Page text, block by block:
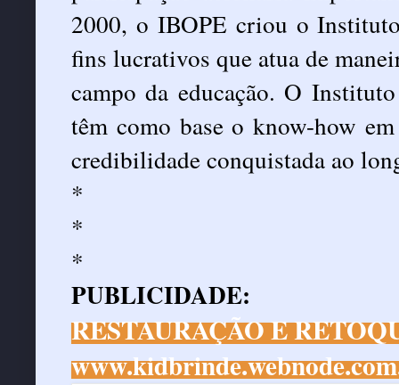
2000, o IBOPE criou o
fins lucrativos que atua de
campo da educação. O
têm como base o know-how
credibilidade conquistada ao
*
*
*
PUBLICIDADE:
RESTAURAÇÃO E